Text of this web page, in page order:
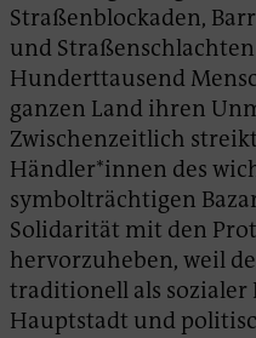
Straßenblockaden,
und
Hunderttausend
ganzen Land ihren
Zwischenzeitlich
Händler*innen des
symbolträchtigen
Solidarität mit den
hervorzuheben, weil
traditionell als
Hauptstadt und